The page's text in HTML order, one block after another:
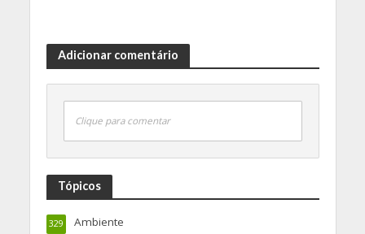
Adicionar comentário
Clique para comentar
Tópicos
Ambiente
329